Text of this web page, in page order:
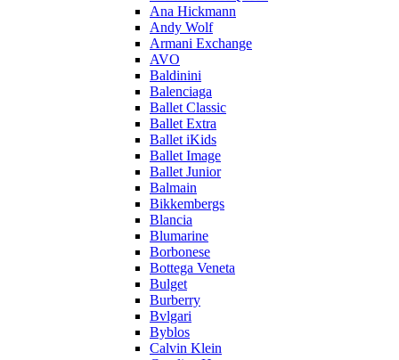
Ana Hickmann
Andy Wolf
Armani Exchange
AVO
Baldinini
Balenciaga
Ballet Classic
Ballet Extra
Ballet iKids
Ballet Image
Ballet Junior
Balmain
Bikkembergs
Blancia
Blumarine
Borbonese
Bottega Veneta
Bulget
Burberry
Bvlgari
Byblos
Calvin Klein